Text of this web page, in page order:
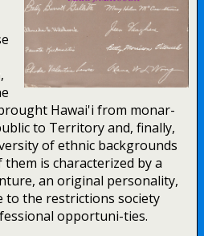
Hawai'i from monar-
to Territory and, finally,
of ethnic backgrounds
is characterized by a
an original personality,
to the restrictions society
opportuni-ties.